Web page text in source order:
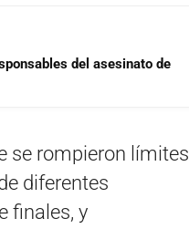
del asesinato de
se rompieron límites
diferentes
finales, y